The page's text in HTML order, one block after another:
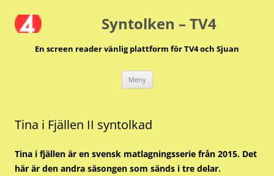
till
innehåll Syntolken – TV4
En screen reader vänlig plattform för TV4 och Sjuan
Meny
Tina i Fjällen II syntolkad
Tina i fjällen är en svensk matlagningsserie från 2015. Det
här är den andra säsongen som sänds i tre delar.